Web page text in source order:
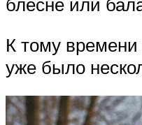
К тому
уже было